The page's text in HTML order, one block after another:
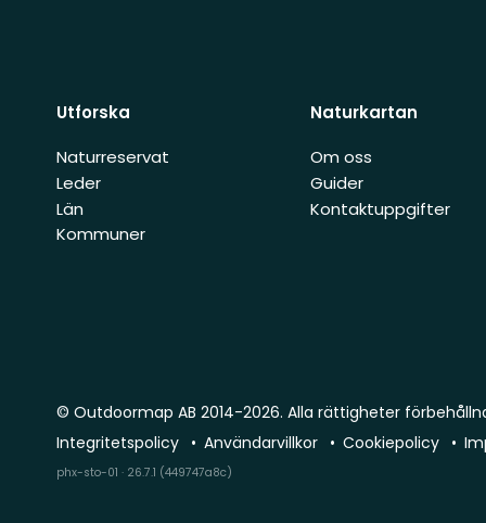
Utforska
Naturreservat
Leder
Län
Kommuner
Naturkartan
Om oss
Guider
Kontaktuppgifter
© Outdoormap AB 2014-2026. Alla rättigheter
Integritetspolicy
Användarvillkor Cookiepolicy
phx-sto-01 · 26.7.1 (449747a8c)